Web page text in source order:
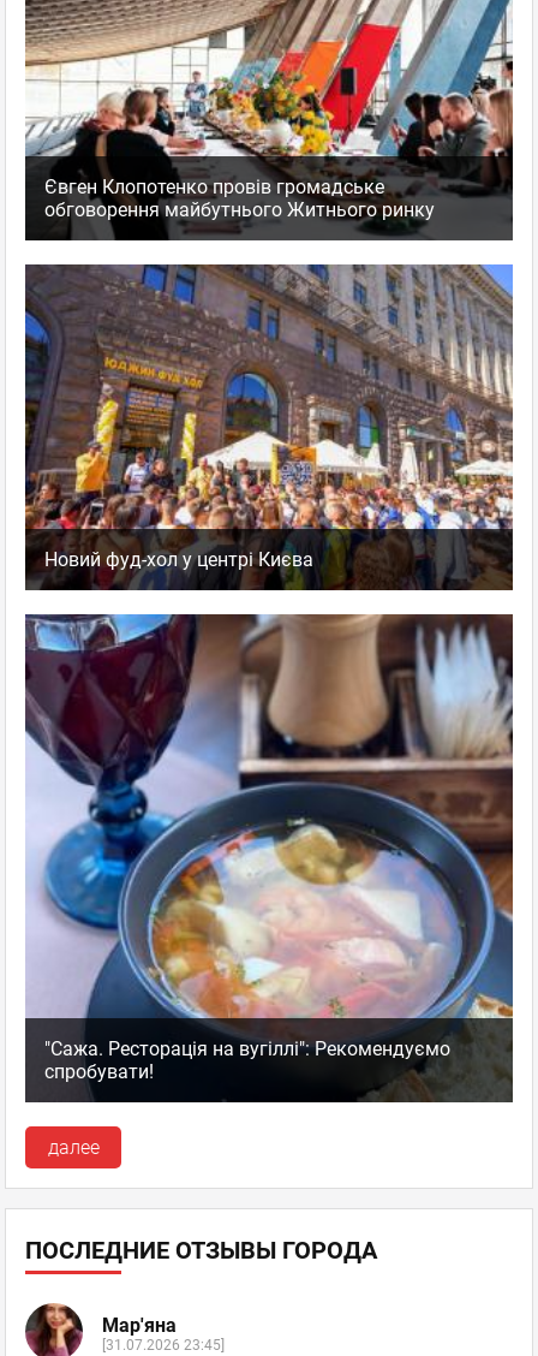
Євген Клопотенко провів громадське
обговорення майбутнього Житнього ринку
Новий фуд-хол у центрі Києва
"Сажа. Ресторація на вугіллі": Рекомендуємо
спробувати!
далее
ПОСЛЕДНИЕ ОТЗЫВЫ ГОРОДА
Мар'яна
[31.07.2026 23:45]